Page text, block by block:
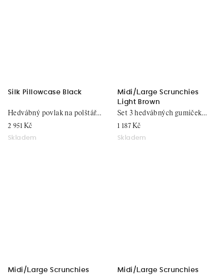
Silk Pillowcase Black
2 951 Kč
Skladem
Hedvábný povlak na polštář,
51x76
Midi/Large Scrunchies
Light Brown
1 187 Kč
Skladem
Set 3 hedvábných gumiček
do vlasů
Midi/Large Scrunchies
Midi/Large Scrunchies